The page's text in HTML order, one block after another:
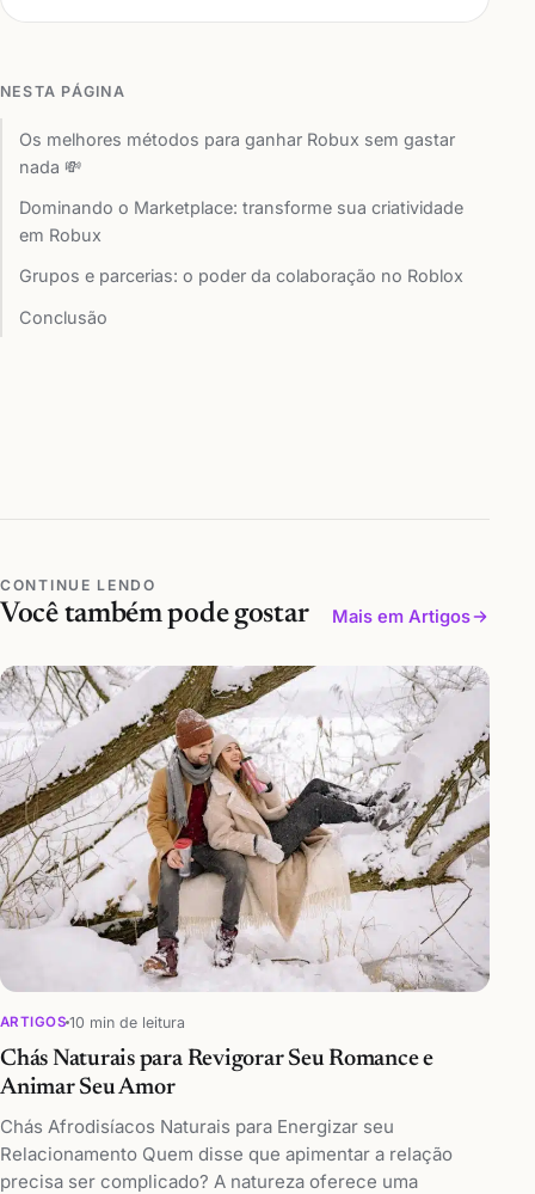
NESTA PÁGINA
Os melhores métodos para ganhar Robux sem gastar
nada 💸
Dominando o Marketplace: transforme sua criatividade
em Robux
Grupos e parcerias: o poder da colaboração no Roblox
Conclusão
CONTINUE LENDO
Você também pode gostar Mais em Artigos
ARTIGOS 10 min de leitura
Chás Naturais para Revigorar Seu Romance e
Animar Seu Amor
Chás Afrodisíacos Naturais para Energizar seu
Relacionamento Quem disse que apimentar a relação
precisa ser complicado? A natureza oferece uma